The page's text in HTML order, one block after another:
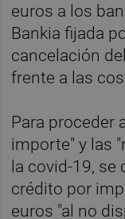
euros a los
Bankia fijada
cancelación
frente a las
Para proceder
importe" y las
la covid-19,
crédito por
euros "al no